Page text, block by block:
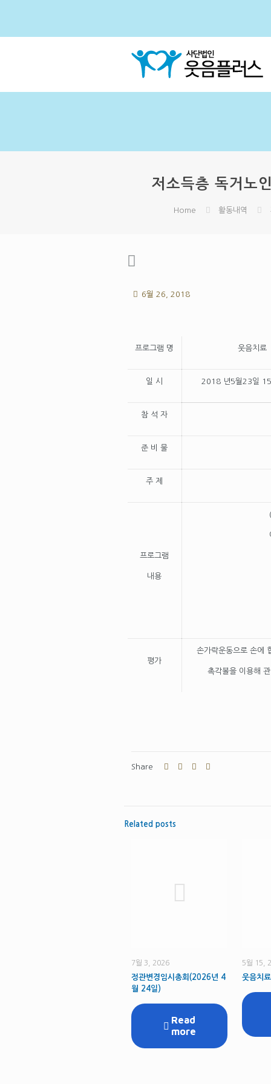
저소득층 독거노
Home 활동내역
6월 26, 2018
프로그램 명 웃음치료
일 시 2018 년5월23일
참 석 자
준 비 물
주 제
프로그램
내용
평가
손가락운동으로 손에
촉각볼을 이용해
Share
Related posts
7월 3, 2026
정관변경임시총회(2026년 4
월 24일)
Read
more
5월 15,
웃음치